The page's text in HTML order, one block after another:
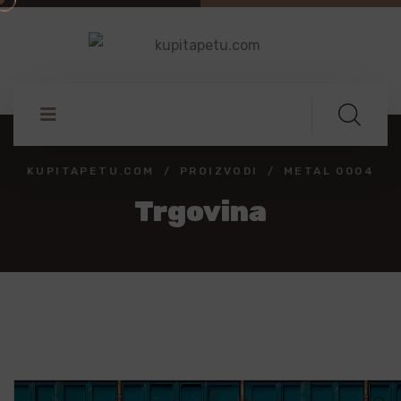
KUPITAPETU.COM PROIZVODI METAL 0004
Trgovina